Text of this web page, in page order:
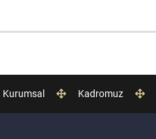
Kurumsal Kadromuz